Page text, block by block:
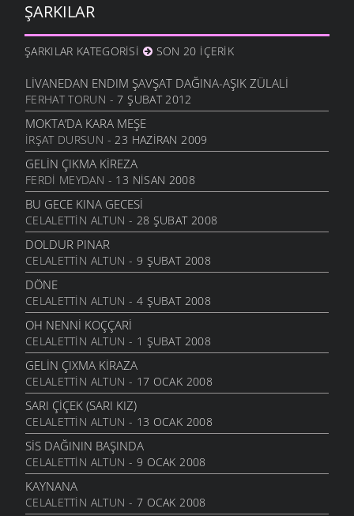
EMANET AT
ATASÖZLERI- 30 MAYIS 2007
ÇAX ÇAX
ATASÖZLERI - 30 MAYIS 2007
İTİN AKSAĞI
ATASÖZLERI- 30 MAYIS 2007
YAĞ TULUMU
ATASÖZLERI - 30 MAYIS 2007
ÇAMURLU HAVA
ATASÖZLERI- 30 MAYIS 2007
TUKAN MI AÇTI?
FIKRALAR - 29 MAYIS 2007
PEŞKIR ASTIM
MANILER
BU DERE
MANILER- 26 MAYIS 2007
GÖRDÜM
MANILER- 26 MAYIS 2007
DEGIL MI?
MANILER- 26 MAYIS 2007
DOLANIR
MANILER- 26 MAYIS 2007
BULUT
MANILER - 26 MAYIS 2007
BU DAĞLAR
ŞARKILAR
ŞARKILAR KATEGORISI SON 20 İÇERIK
LIVANEDAN ENDIM ŞAVŞAT DAĞINA-AŞIK ZÜLALI
FERHAT TORUN - 7 ŞUBAT 2012
MOKTA’DA KARA MEŞE
İRŞAT DURSUN - 23 HAZIRAN 2009
GELIN ÇIKMA KIREZA
FERDI MEYDAN - 13 NISAN 2008
BU GECE KINA GECESI
CELALETTIN ALTUN - 28 ŞUBAT 2008
DOLDUR PINAR
CELALETTIN ALTUN - 9 ŞUBAT 2008
DÖNE
CELALETTIN ALTUN - 4 ŞUBAT 2008
OH NENNI KOÇÇARI
CELALETTIN ALTUN - 1 ŞUBAT 2008
GELIN ÇIXMA KIRAZA
CELALETTIN ALTUN - 17 OCAK 2008
SARI ÇIÇEK (SARI KIZ)
CELALETTIN ALTUN - 13 OCAK 2008
SIS DAĞININ BAŞINDA
CELALETTIN ALTUN - 9 OCAK 2008
KAYNANA
CELALETTIN ALTUN - 7 OCAK 2008